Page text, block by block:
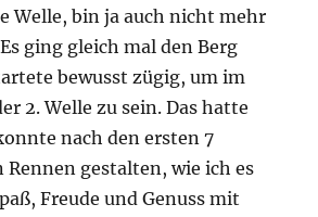
Welle, bin ja auch nicht mehr
ging gleich mal den Berg
bewusst zügig, um im
2. Welle zu sein. Das hatte
nach den ersten 7
gestalten, wie ich es
Freude und Genuss mit